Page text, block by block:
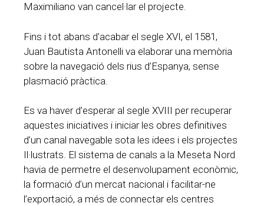
Maximiliano van cancel·lar el projecte.
Fins i tot abans d’acabar el segle XVI, el 1581,
Juan Bautista Antonelli va elaborar una memòria
sobre la navegació dels rius d’Espanya, sense
plasmació pràctica.
Es va haver d’esperar al segle XVIII per recuperar
aquestes iniciatives i iniciar les obres definitives
d’un canal navegable sota les idees i els projectes
Il·lustrats. El sistema de canals a la Meseta Nord
havia de permetre el desenvolupament econòmic,
la formació d’un mercat nacional i facilitar-ne
l’exportació, a més de connectar els centres